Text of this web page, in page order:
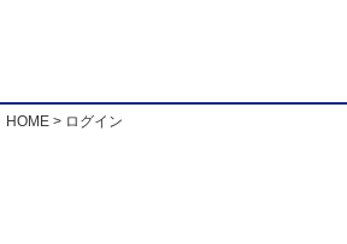
HOME ログイン